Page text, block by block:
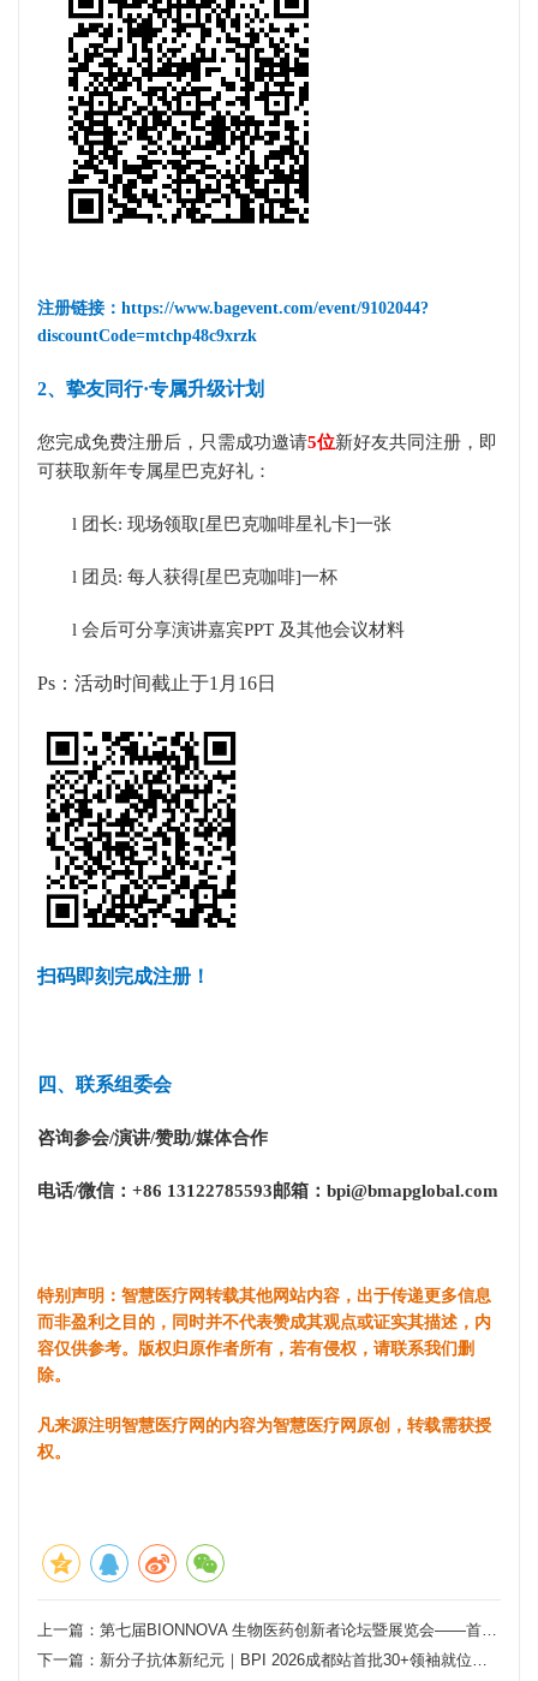
注册链接：https://www.bagevent.com/event/9102044?
discountCode=mtchp48c9xrzk
2、挚友同行·专属升级计划
您完成免费注册后，只需成功邀请5位新好友共同注册，即
可获取新年专属星巴克好礼：
l 团长: 现场领取[星巴克咖啡星礼卡]一张
l 团员: 每人获得[星巴克咖啡]一杯
l 会后可分享演讲嘉宾PPT 及其他会议材料
Ps：活动时间截止于1月16日
扫码即刻完成注册！
四、联系组委会
咨询参会/演讲/赞助/媒体合作
电话/微信：+86 13122785593邮箱：bpi@bmapglobal.com
特别声明：智慧医疗网转载其他网站内容，出于传递更多信息
而非盈利之目的，同时并不代表赞成其观点或证实其描述，内
容仅供参考。版权归原作者所有，若有侵权，请联系我们删
除。
凡来源注明智慧医疗网的内容为智慧医疗网原创，转载需获授
权。
上一篇： 第七届BIONNOVA 生物医药创新者论坛暨展览会——首批120+嘉宾确认出席
下一篇： 新分子抗体新纪元｜BPI 2026成都站首批30+领袖就位！共筑抗体药物“第四极”强势崛起！